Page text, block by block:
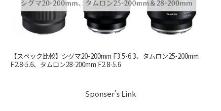
【スペック比較】シグマ20-200mm F3.5-6.3、タムロン25-200mm
F2.8-5.6、タムロン28-200mm F2.8-5.6
Sponser’s Link